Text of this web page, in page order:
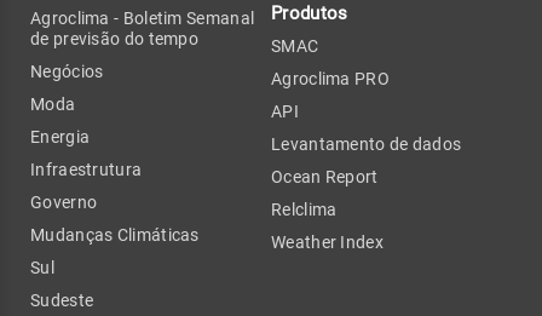
Agroclima - Boletim Semanal
de previsão do tempo
Negócios
Moda
Energia
Infraestrutura
Governo
Mudanças Climáticas
Sul
Sudeste
Produtos
SMAC
Agroclima PRO
API
Levantamento de dados
Ocean Report
Relclima
Weather Index